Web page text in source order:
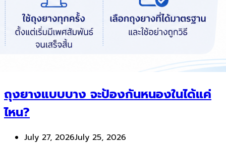
ถุงยางแบบบาง จะป้องกันหนองในได้แค่
ไหน?
July 27, 2026July 25, 2026